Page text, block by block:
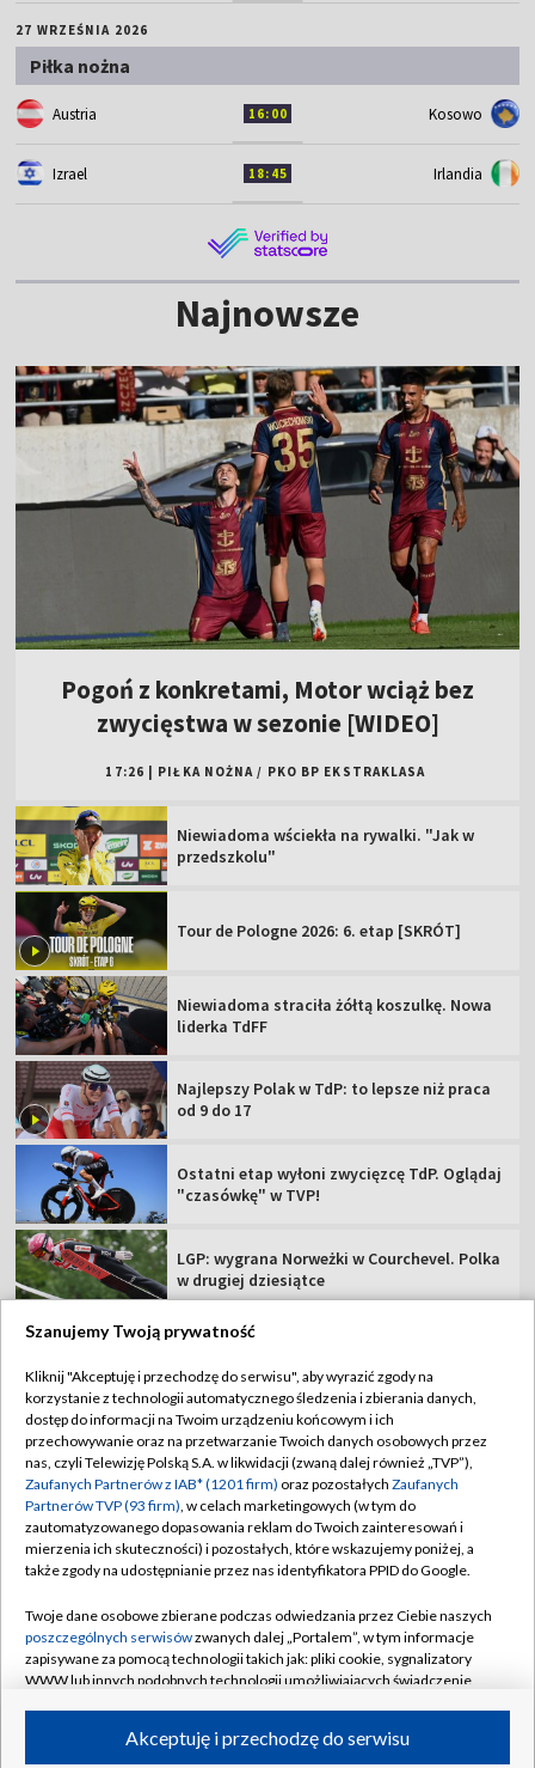
27 WRZEŚNIA 2026
Piłka nożna
Austria 16:00 Kosowo
Izrael 18:45 Irlandia
Najnowsze
Pogoń z konkretami, Motor wciąż bez
zwycięstwa w sezonie [WIDEO]
17:26 PIŁKA NOŻNA / PKO BP EKSTRAKLASA
Niewiadoma wściekła na rywalki. "Jak w
przedszkolu"
Tour de Pologne 2026: 6. etap [SKRÓT]
Niewiadoma straciła żółtą koszulkę. Nowa
liderka TdFF
Najlepszy Polak w TdP: to lepsze niż praca
od 9 do 17
Ostatni etap wyłoni zwycięzcę TdP. Oglądaj
"czasówkę" w TVP!
LGP: wygrana Norweżki w Courchevel. Polka
w drugiej dziesiątce
TVP
Abonament TVP
Sklep TVP
Biuro Reklamy
Oferta Handlowa
Emisja w TVP
Rada Programowa
Ogłoszenia przetargowe
Akademia Telewizyjna
Regulamin TVP
Polityka prywatności
Moje zgody
Biuro reklamy
Kanały
©2026 Telewizja Polska Spółka Akcyjna w likwidacji
Szanujemy Twoją prywatność
Kliknij "Akceptuję i przechodzę do serwisu", aby wyrazić zgody na
korzystanie z technologii automatycznego śledzenia i zbierania danych,
dostęp do informacji na Twoim urządzeniu końcowym i ich
przechowywanie oraz na przetwarzanie Twoich danych osobowych przez
nas, czyli Telewizję Polską S.A. w likwidacji (zwaną dalej również „TVP”),
Zaufanych Partnerów z IAB* (1201 firm) oraz pozostałych Zaufanych
Partnerów TVP (93 firm), w celach marketingowych (w tym do
zautomatyzowanego dopasowania reklam do Twoich zainteresowań i
mierzenia ich skuteczności) i pozostałych, które wskazujemy poniżej, a
także zgody na udostępnianie przez nas identyfikatora PPID do Google.
Twoje dane osobowe zbierane podczas odwiedzania przez Ciebie naszych
poszczególnych serwisówzwanych dalej „Portalem”, w tym informacje
zapisywane za pomocą technologii takich jak: pliki cookie, sygnalizatory
WWW lub innych podobnych technologii umożliwiających świadczenie
ruchu w Internecie.Akceptuję i przechodzę do serwisu